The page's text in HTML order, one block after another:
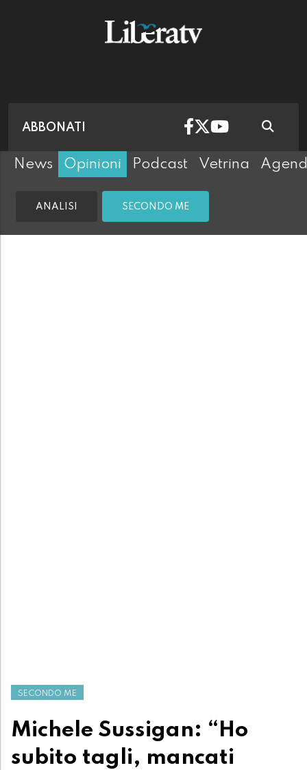
ABBONATI
News Opinioni Podcast Vetrina
ANALISI SECONDO ME
SECONDO ME
Michele Sussigan: “Ho
subito tagli, mancati